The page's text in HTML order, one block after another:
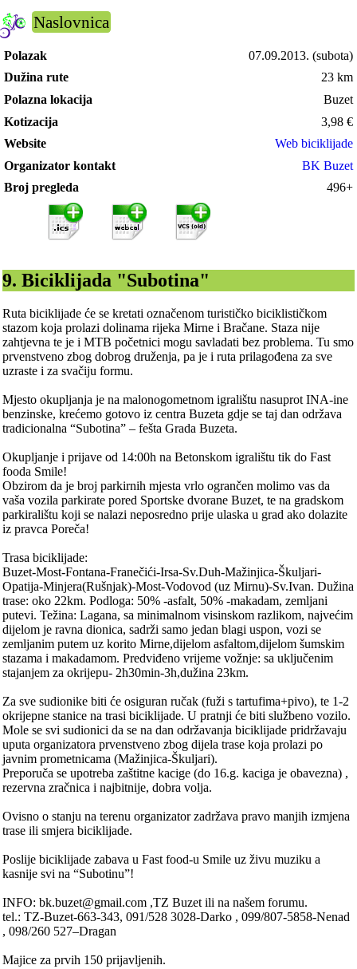
Naslovnica
Polazak 07.09.2013. (subota)
Dužina rute
23 km
Polazna lokacija
Buzet
Kotizacija
3,98 €
Website
Web biciklijade
Organizator kontakt
BK Buzet
Broj pregleda
496+
9. Biciklijada "Subotina"
Ruta biciklijade će se kretati označenom turističko biciklističkom
stazom koja prolazi dolinama rijeka Mirne i Bračane. Staza nije
zahtjevna te je i MTB početnici mogu savladati bez problema. Tu smo
prvenstveno zbog dobrog druženja, pa je i ruta prilagođena za sve
uzraste i za svačiju formu.
Mjesto okupljanja je na malonogometnom igralištu nasuprot INA-ine
benzinske, krećemo gotovo iz centra Buzeta gdje se taj dan održava
tradicionalna “Subotina” – fešta Grada Buzeta.
Okupljanje i prijave od 14:00h na Betonskom igralištu tik do Fast
fooda Smile!
Obzirom da je broj parkirnih mjesta vrlo ogrančen molimo vas da
vaša vozila parkirate pored Sportske dvorane Buzet, te na gradskom
parkiralištu koji se nalazi neposredno prije ulaska u grad ako dolazite
iz pravca Poreča!
Trasa biciklijade:
Buzet-Most-Fontana-Franečići-Irsa-Sv.Duh-Mažinjica-Škuljari-
Opatija-Minjera(Rušnjak)-Most-Vodovod (uz Mirnu)-Sv.Ivan. Dužina
trase: oko 22km. Podloga: 50% -asfalt, 50% -makadam, zemljani
putevi. Težina: Lagana, sa minimalnom visinskom razlikom, najvećim
dijelom je ravna dionica, sadrži samo jedan blagi uspon, vozi se
zemljanim putem uz korito Mirne,dijelom asfaltom,dijelom šumskim
stazama i makadamom. Predviđeno vrijeme vožnje: sa uključenim
stajanjem za okrijepu- 2h30min-3h,dužina 23km.
Za sve sudionike biti će osiguran ručak (fuži s tartufima+pivo), te 1-2
okrijepne stanice na trasi biciklijade. U pratnji će biti službeno vozilo.
Mole se svi sudionici da se na dan održavanja biciklijade pridržavaju
uputa organizatora prvenstveno zbog dijela trase koja prolazi po
javnim prometnicama (Mažinjica-Škuljari).
Preporuča se upotreba zaštitne kacige (do 16.g. kaciga je obavezna) ,
rezervna zračnica i najbitnije, dobra volja.
Ovisno o stanju na terenu organizator zadržava pravo manjih izmjena
trase ili smjera biciklijade.
Poslije biciklijade zabava u Fast food-u Smile uz živu muziku a
kasnije svi na “Subotinu”!
INFO: bk.buzet@gmail.com ,TZ Buzet ili na našem forumu.
tel.: TZ-Buzet-663-343, 091/528 3028-Darko , 099/807-5858-Nenad
, 098/260 527–Dragan
Majice za prvih 150 prijavljenih.